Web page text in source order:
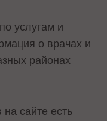
услугам и
о врачах и
районах
сайте есть